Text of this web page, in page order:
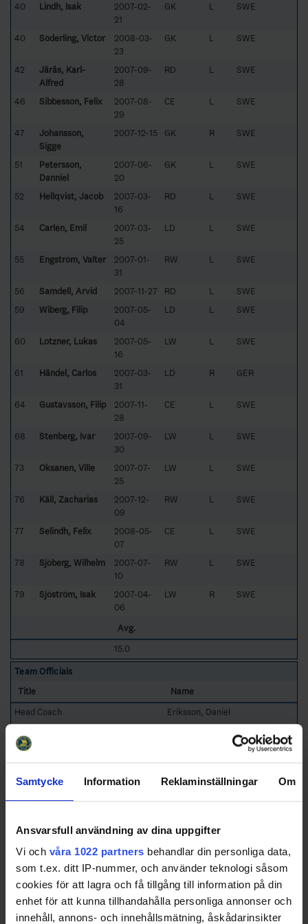
Samtycke Information Reklaminställningar Om
Ansvarsfull användning av dina uppgifter
Vi och våra 1022 partners behandlar din personliga data,
som t.ex. ditt IP-nummer, och använder teknologi såsom
cookies för att lagra och få tillgång till information på din
enhet för att kunna tillhandahålla personliga annonser och
innehåll, annons- och innehållsmätning, åskådarinsikter
40 Lindh, Isak
2007-02-
21
GK L SWE
40 Söderling, Victor
2008-03-
23
GK L SWE
42
Järås, Karl-
Alfred
2007-09-
28
RD L SWE
46 Sibbesson, Felix
2007-08-
29
CE L SWE
47
Johansson,
Sigge
2007-12-15 GK R SWE
51
Petersson,
Danniel
2007-06-
20
GK L SWE
52 Hellqvist, Jacob
2007-03-
16
RD L SWE
54 Carlén, Emil
2007-03-
25
LD L SWE
55 Engström, Valter
2007-01-
31
RW L SWE
56 Samdell, Arvid 2007-11-27 RD L
SWE
59
Wiberg, Filip
2007-05-
04
LD L SWE
60 Lotzner, Lukas
2007-05-
16
LW L SWE
61 Händel, Carlos
2007-03-
31
LD R GER
64 Gustavsson, Filip
2007-11-
28
CE L SWE
68 Stenberg, Ivar
2007-09-
30
LW L SWE
73 Oksanen, Ville
2007-07-
25
LW L SWE
76 Käll, Zacharias
2007-12-
09
RW L SWE
77 Selindh, Felix
2008-05-
07
CE L SWE
78 Sjöberg, Wilhelm
2007-07-
10
RW L SWE
79 Sjöström, Isak
2007-04-
06
LW R SWE
Avg.
15.0
Team Officials
Title
Name
Head Coach
Eriksson, Daniel
Equipment Manager
General Manager
Ström, Mikael
Team Roster
No
Name Birthdate Position L/R
Nationality
3
Hassan Johansson,
2007-06-
RD R SWE